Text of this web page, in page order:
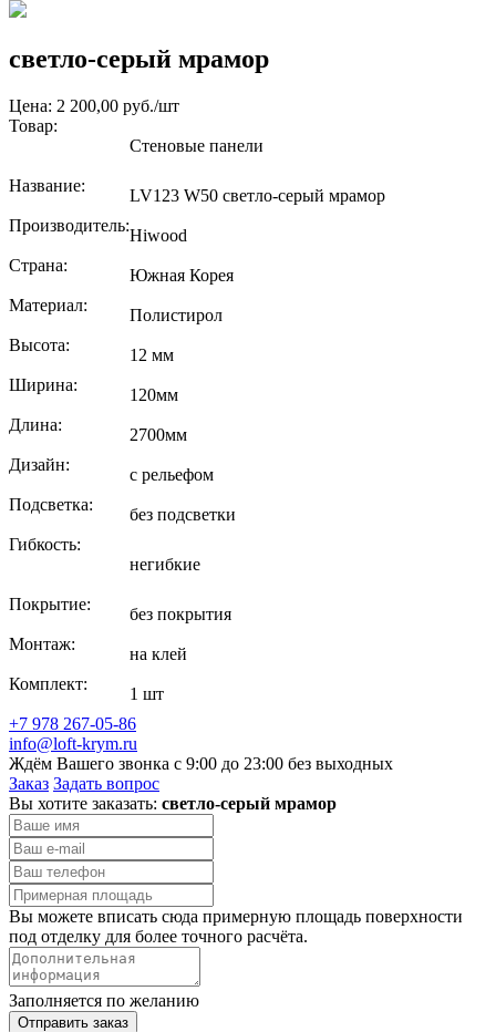
светло-серый мрамор
Цена: 2 200,00 руб./шт
Товар:
Стеновые панели
Название:
LV123 W50 светло-серый мрамор
Производитель:
Hiwood
Страна:
Южная Корея
Материал:
Полистирол
Высота:
12 мм
Ширина:
120мм
Длина:
2700мм
Дизайн:
с рельефом
Подсветка:
без подсветки
Гибкость:
негибкие
Покрытие:
без покрытия
Монтаж:
на клей
Комплект:
1 шт
+7 978 267-05-86
info@loft-krym.ru
Ждём Вашего звонка с 9:00 до 23:00 без выходных
Заказ Задать вопрос
Вы хотите заказать: светло-серый мрамор
Вы можете вписать сюда примерную площадь поверхности
под отделку для более точного расчёта.
Заполняется по желанию
Отправить заказ